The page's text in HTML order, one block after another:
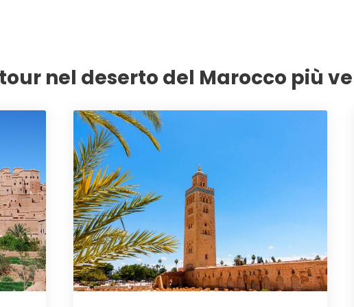
nel deserto del Marocco più